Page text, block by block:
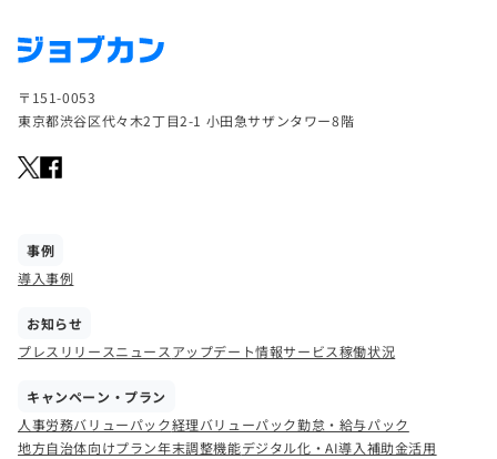
〒151-0053
東京都渋谷区代々木2丁目2-1 小田急サザンタワー8階
事例
導入事例
お知らせ
プレスリリースニュース アップデート情報サービス稼働状況
キャンペーン・プラン
人事労務バリューパック経理バリューパック勤怠・給与パック
地方自治体向けプラン年末調整機能デジタル化・AI導入補助金活用